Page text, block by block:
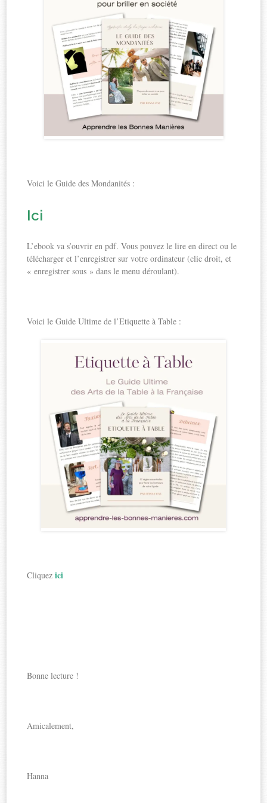
Voici le Guide des Mondanités :
Ici
L’ebook va s’ouvrir en pdf. Vous pouvez le lire en direct ou le
télécharger et l’enregistrer sur votre ordinateur (clic droit, et
« enregistrer sous » dans le menu déroulant).
Voici le Guide Ultime de l’Etiquette à Table :
Cliquezici
Bonne lecture !
Amicalement,
Hanna